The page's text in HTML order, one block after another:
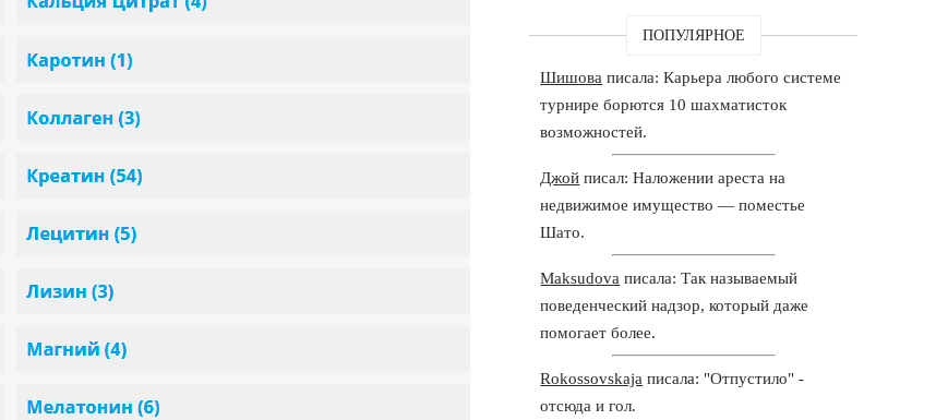
ПОПУЛЯРНОЕ
Шишова писала: Карьера любого системе
турнире борются 10 шахматисток
возможностей.
Джой писал: Наложении ареста на
недвижимое имущество — поместье
Шато.
Maksudova писала: Так называемый
поведенческий надзор, который даже
помогает более.
Rokossovskaja писала: "Отпустило" -
отсюда и гол.